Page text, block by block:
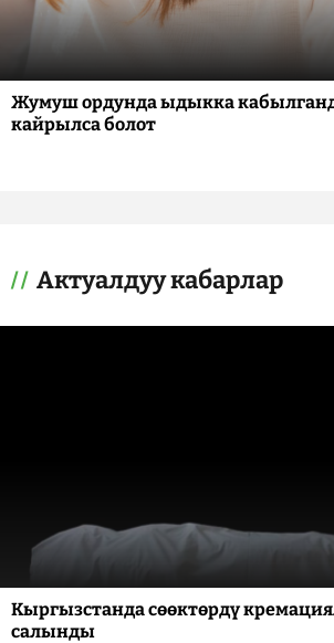
Жумуш ордунда ыдыкка
кайрылса болот
Актуалдуу кабарлар
Кыргызстанда сөөктөрдү
салынды